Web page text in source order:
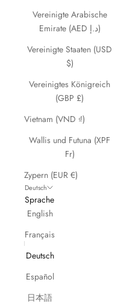
Vereinigte Arabische
Emirate (AED د.إ)
Vereinigte Staaten (USD
$)
Vereinigtes Königreich
(GBP £)
Vietnam (VND ₫)
Wallis und Futuna (XPF
Fr)
Zypern (EUR €)
Deutsch
Sprache
English
Français
Deutsch
Español
日本語